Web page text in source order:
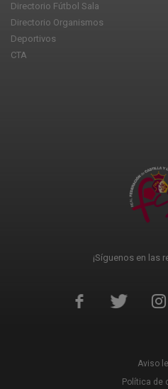
Directorio Fútbol Sala
Directorio Organismos
Deportivos
CTA
¡Síguenos en las
Aviso
Política de